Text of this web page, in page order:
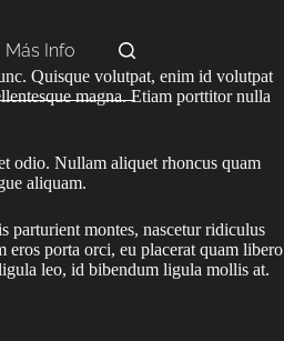
Más Info
Quisque volutpat, enim id volutpat
magna. Etiam porttitor nulla
odio. Nullam aliquet rhoncus quam
aliquam.
parturient montes, nascetur ridiculus
eros porta orci, eu placerat quam libero
leo, id bibendum ligula mollis at.